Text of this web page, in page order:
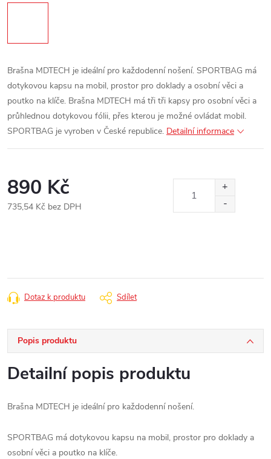
Brašna MDTECH je ideální pro každodenní nošení. SPORTBAG má
dotykovou kapsu na mobil, prostor pro doklady a osobní věci a
poutko na klíče. Brašna MDTECH má tři tři kapsy pro osobní věci a
průhlednou dotykovou fólii, přes kterou je možné ovládat mobil.
SPORTBAG je vyroben v České republice. Detailní informace
890 Kč
735,54 Kč bez DPH
Dotaz k produktu Sdílet
Popis produktu
Detailní popis produktu
Brašna MDTECH je ideální pro každodenní nošení.
SPORTBAG má dotykovou kapsu na mobil, prostor pro doklady a
osobní věci a poutko na klíče.